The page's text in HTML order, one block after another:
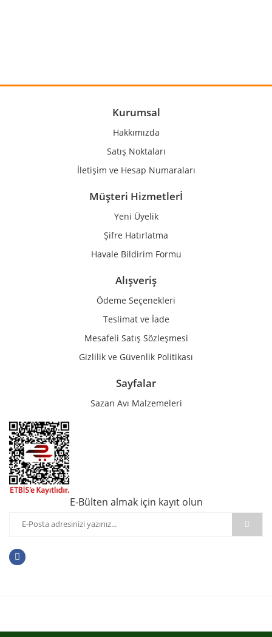
Ürün açıklamasında eksik bilgiler bulunuyor.
Ürün bilgilerinde hatalar bulunuyor.
Gönder
Kurumsal
Hakkımızda
Satış Noktaları
İletişim ve Hesap Numaraları
Müşteri Hizmetlerİ
Yeni Üyelik
Şifre Hatırlatma
Havale Bildirim Formu
Alışveriş
Ödeme Seçenekleri
Teslimat ve İade
Mesafeli Satış Sözleşmesi
Gizlilik ve Güvenlik Politikası
Sayfalar
Sazan Avı Malzemeleri
E-Bülten almak için kayıt olun